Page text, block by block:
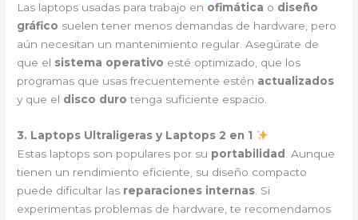
Las laptops usadas para trabajo en ofimática o diseño
gráfico suelen tener menos demandas de hardware, pero
aún necesitan un mantenimiento regular. Asegúrate de
que el sistema operativo esté optimizado, que los
programas que usas frecuentemente estén actualizados
y que el disco duro tenga suficiente espacio.
3. Laptops Ultraligeras y Laptops 2 en 1
Estas laptops son populares por su portabilidad
. Aunque
tienen un rendimiento eficiente, su diseño compacto
puede dificultar las reparaciones internas . Si
experimentas problemas de hardware, te recomendamos